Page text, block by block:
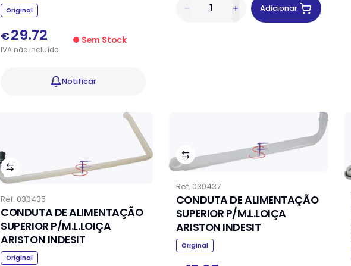
Original
€29.72
IVA não incluído
Sem Stock
Notificar
Adicionar
Ref. 030435
CONDUTA DE ALIMENTAÇÃO
SUPERIOR P/M.L.LOIÇA
ARISTON INDESIT
Original
Ref. 030437
CONDUTA DE ALIMENTAÇÃO
SUPERIOR P/M.L.LOIÇA
ARISTON INDESIT
Original